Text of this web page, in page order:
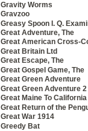
Gravity Worms
Gravzoo
Greasy Spoon I. Q.
Great Adventure, The
Great American Cross-
Great Britain Ltd
Great Escape, The
Great Gospel Game, The
Great Green Adventure
Great Green Adventure
Great Maine To
Great Return of the
Great War 1914
Greedy Bat